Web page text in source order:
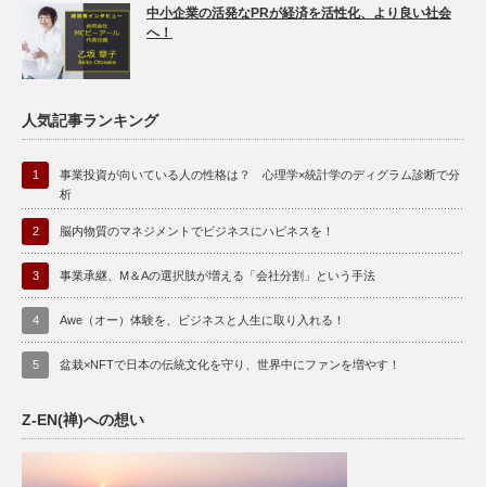
中小企業の活発なPRが経済を活性化、より良い社会
へ！
人気記事ランキング
1
事業投資が向いている人の性格は？ 心理学×統計学のディグラム診断で分
析
2 脳内物質のマネジメントでビジネスにハピネスを！
3 事業承継、M＆Aの選択肢が増える「会社分割」という手法
4 Awe（オー）体験を、ビジネスと人生に取り入れる！
5 盆栽×NFTで日本の伝統文化を守り、世界中にファンを増やす！
Z-EN(禅)への想い